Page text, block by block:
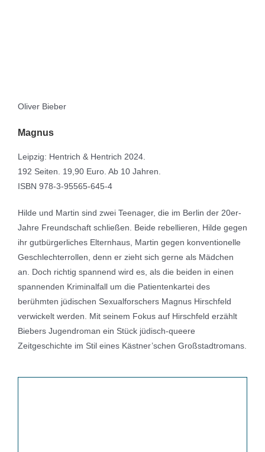
Oliver Bieber
Magnus
Leipzig: Hentrich & Hentrich 2024.
192 Seiten. 19,90 Euro. Ab 10 Jahren.
ISBN 978-3-95565-645-4
Hilde und Martin sind zwei Teenager, die im Berlin der 20er-
Jahre Freundschaft schließen. Beide rebellieren, Hilde gegen
ihr gutbürgerliches Elternhaus, Martin gegen konventionelle
Geschlechterrollen, denn er zieht sich gerne als Mädchen
an. Doch richtig spannend wird es, als die beiden in einen
spannenden Kriminalfall um die Patientenkartei des
berühmten jüdischen Sexualforschers Magnus Hirschfeld
verwickelt werden. Mit seinem Fokus auf Hirschfeld erzählt
Biebers Jugendroman ein Stück jüdisch-queere
Zeitgeschichte im Stil eines Kästner’schen Großstadtromans.